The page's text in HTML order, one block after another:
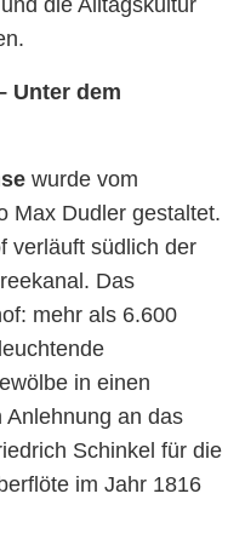
die Alltagskultur
Unter dem
wurde vom
Max Dudler gestaltet.
verläuft südlich der
Das
mehr als 6.600
in einen
an das
Schinkel für die
im Jahr 1816